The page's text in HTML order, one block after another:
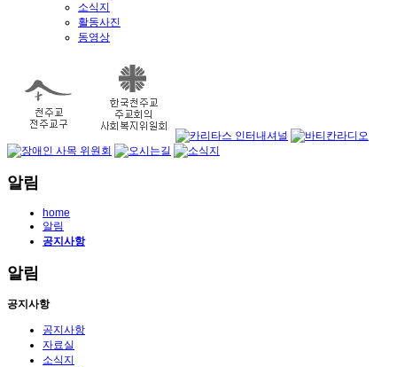
소식지
활동사진
동영상
알림
home
알림
공지사항
알림
공지사항
공지사항
자료실
소식지